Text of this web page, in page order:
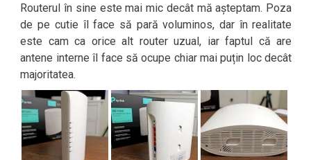
Routerul în sine este mai mic decât mă așteptam. Poza
de pe cutie îl face să pară voluminos, dar în realitate
este cam ca orice alt router uzual, iar faptul că are
antene interne îl face să ocupe chiar mai puțin loc decât
majoritatea.